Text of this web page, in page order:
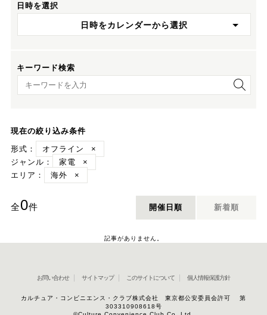
日時を選択
日時をカレンダーから選択
キーワード検索
キーワード検索
現在の絞り込み条件
形式：
オフライン
×
ジャンル：
家電
×
エリア：
海外 ×
全0件 開催日順 新着順
記事がありません。
お問い合わせ サイトマップ このサイトについて 個人情報保護方針
カルチュア・コンビニエンス・クラブ株式会社 東京都公安委員会許可 第
303310908618号